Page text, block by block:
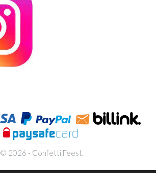
© 2026 - Confetti Feest.